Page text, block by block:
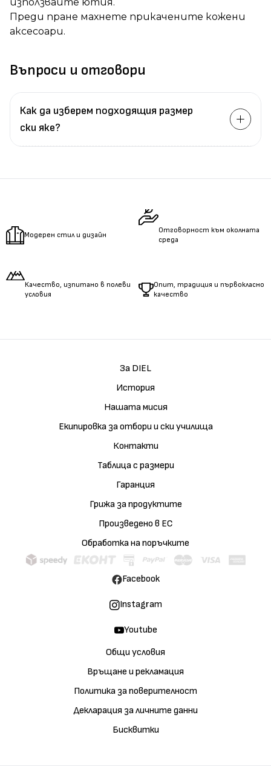
Преди пране махнете прикачените кожени
аксесоари.
Въпроси и отговори
Как да изберем подходящия размер
ски яке?
Измеретеобиколкатана талията.
Модерен стил и дизайн
Отговорност към околната
среда
Качество, изпитано в полеви
условия
Опит, традиция и първокласно
качество
За DIEL
История
Нашата мисия
Екипировка за отбори и ски училища
Контакти
Таблица с размери
Гаранция
Грижа за продуктите
Произведено в ЕС
Обработка на поръчките
Общи условия
Връщане и рекламация
Политика за поверителност
Декларация за личните данни
Бисквитки
Facebook
Instagram
Youtube